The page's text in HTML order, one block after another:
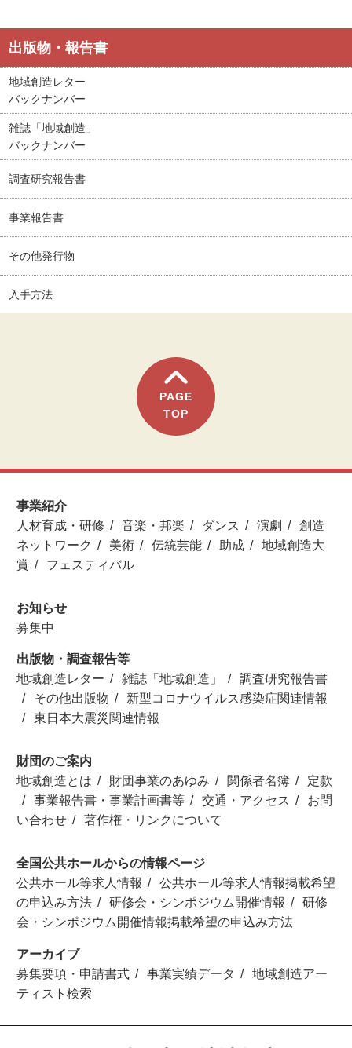
出版物・報告書
地域創造レター
バックナンバー
雑誌「地域創造」
バックナンバー
調査研究報告書
事業報告書
その他発行物
入手方法
PAGE
TOP
事業紹介
人材育成・研修
音楽・邦楽 ダンス 演劇
創造
ネットワーク
美術 伝統芸能 助成
地域創造大
賞
フェスティバル
お知らせ
募集中
出版物・調査報告等
地域創造レター
雑誌「地域創造」
調査研究報告書
その他出版物
新型コロナウイルス感染症関連情報
東日本大震災関連情報
財団のご案内
地域創造とは
財団事業のあゆみ 関係者名簿
定款
事業報告書・事業計画書等
交通・アクセス
お問
い合わせ
著作権・リンクについて
全国公共ホールからの情報ページ
公共ホール等求人情報
公共ホール等求人情報掲載希望
の申込み方法
研修会・シンポジウム開催情報
研修
会・シンポジウム開催情報掲載希望の申込み方法
アーカイブ
募集要項・申請書式
事業実績データ
地域創造アー
ティスト検索